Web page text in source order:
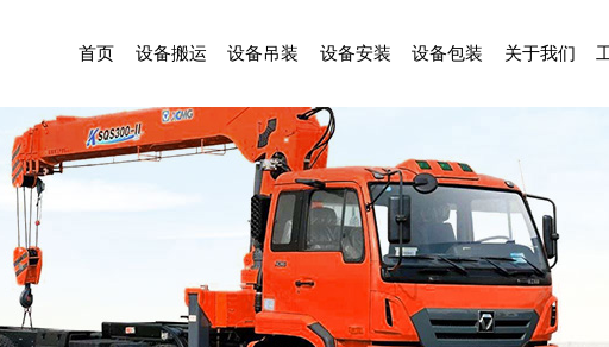
首页 设备搬运 设备吊装 设备安装 设备包装 关于我们